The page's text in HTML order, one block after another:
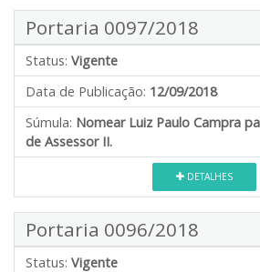
Portaria 0097/2018
Status: Vigente
Data de Publicação: 12/09/2018
Súmula: Nomear Luiz Paulo Campra
de Assessor II.
DETALHES
Portaria 0096/2018
Status: Vigente